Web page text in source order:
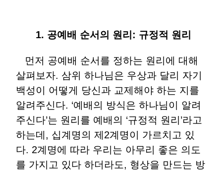
1. 공예배 순서의 원리: 규정적 원리
먼저 공예배 순서를 정하는 원리에 대해
살펴보자. 삼위 하나님은 우상과 달리 자기
백성이 어떻게 당신과 교제해야 하는 지를
알려주신다. ‘예배의 방식은 하나님이 알려
주신다’는 원리를 예배의 ‘규정적 원리’라고
하는데, 십계명의 제2계명이 가르치고 있
다. 2계명에 따라 우리는 아무리 좋은 의도
를 가지고 있다 하더라도, 형상을 만드는 방